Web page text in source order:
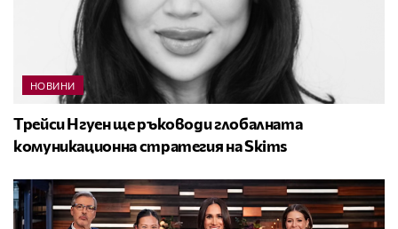
НОВИНИ
Трейси Нгуен ще ръководи глобалната
комуникационна стратегия на Skims